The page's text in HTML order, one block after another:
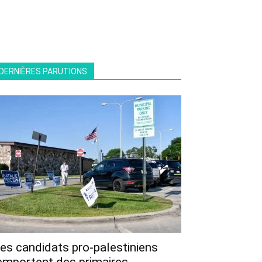
PARUTIONS
candidats pro-palestiniens